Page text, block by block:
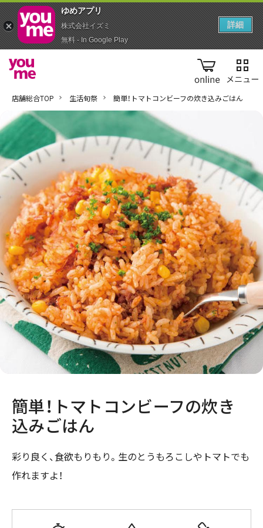
online
店舗総合TOP 生活旬祭 簡単！トマトコンビーフの炊き込みごはん
簡単！トマトコンビーフの炊き
込みごはん
彩り良く、食欲もりもり。生のとうもろこしやトマトでも
作れますよ！
ゆめアプ‪リ‬
株式会社イズミ
無料 - In Google Play
詳細